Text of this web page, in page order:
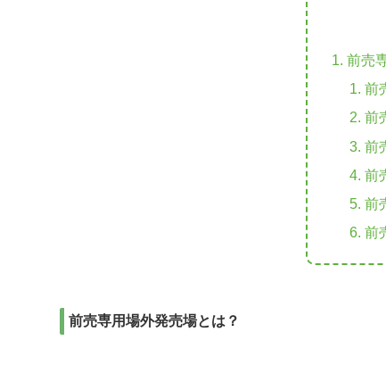
前売
前
前
前
前
前
前
前売専用場外発売場とは？